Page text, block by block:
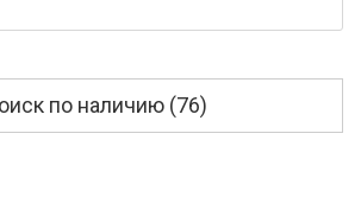
по наличию (76)